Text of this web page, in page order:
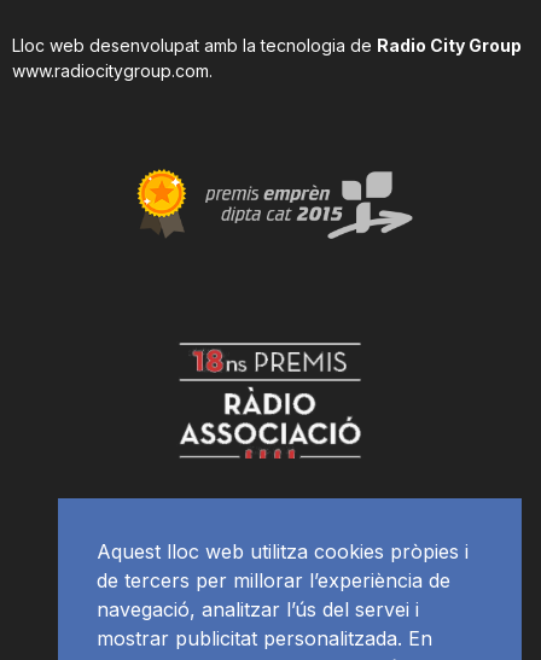
Lloc web desenvolupat amb la tecnologia de Radio City Group
www.radiocitygroup.com.
Aquest lloc web utilitza cookies pròpies i
de tercers per millorar l’experiència de
navegació, analitzar l’ús del servei i
mostrar publicitat personalitzada. En